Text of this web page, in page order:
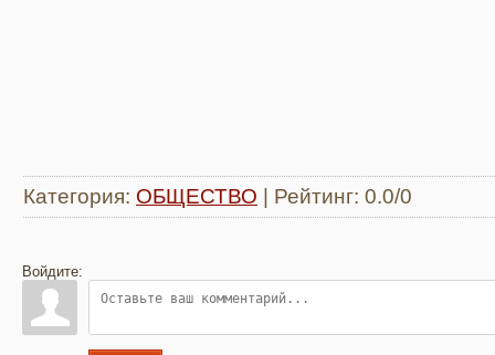
Категория: ОБЩЕСТВО Рейтинг: 0.0/0
Войдите: